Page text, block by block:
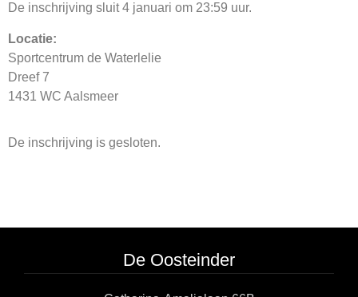
De inschrijving sluit 4 januari om 23:59 uur.
Locatie:
Sportcentrum de Waterlelie
Dreef 7
1431 WC Aalsmeer
De inschrijving is gesloten.
De Oosteinder